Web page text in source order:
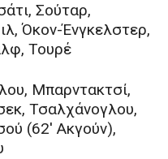
Σούταρ,
Όκον-Ένγκελστερ,
Τουρέ
Μπαρντακτσί,
Τσαλχάνογλου,
(62′ Ακγούν),